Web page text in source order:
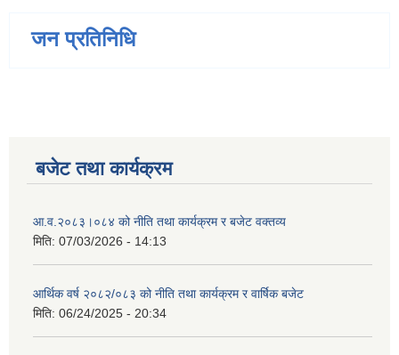
जन प्रतिनिधि
बजेट तथा कार्यक्रम
आ.व.२०८३।०८४ को नीति तथा कार्यक्रम र बजेट वक्तव्य
मिति: 07/03/2026 - 14:13
आर्थिक वर्ष २०८२/०८३ को नीति तथा कार्यक्रम र वार्षिक बजेट
मिति: 06/24/2025 - 20:34